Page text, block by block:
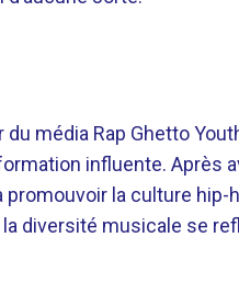
du média Rap Ghetto
influente. Après
promouvoir la culture
diversité musicale se